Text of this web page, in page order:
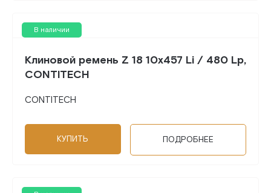
В наличии
Клиновой ремень Z 18 10x457 Li / 480 Lp,
CONTITECH
CONTITECH
КУПИТЬ ПОДРОБНЕЕ